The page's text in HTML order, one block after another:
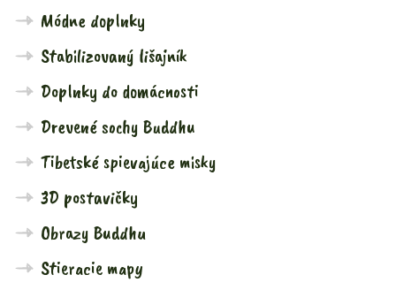
Módne doplnky
Stabilizovaný lišajník
Doplnky do domácnosti
Drevené sochy Buddhu
Tibetské spievajúce misky
3D postavičky
Obrazy Buddhu
Stieracie mapy